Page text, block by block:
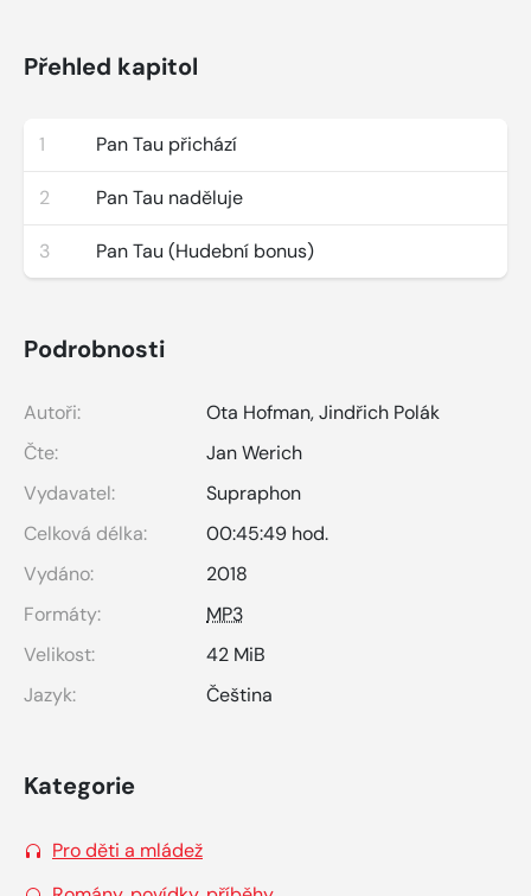
Přehled kapitol
1 Pan Tau přichází
2 Pan Tau naděluje
3 Pan Tau (Hudební bonus)
Podrobnosti
Autoři: Ota Hofman,Jindřich Polák
Čte:
Jan Werich
Vydavatel:
Supraphon
Celková délka:
00:45:49 hod.
Vydáno:
2018
Formáty:
MP3
Velikost:
42 MiB
Jazyk:
Čeština
Kategorie
Pro děti a mládež